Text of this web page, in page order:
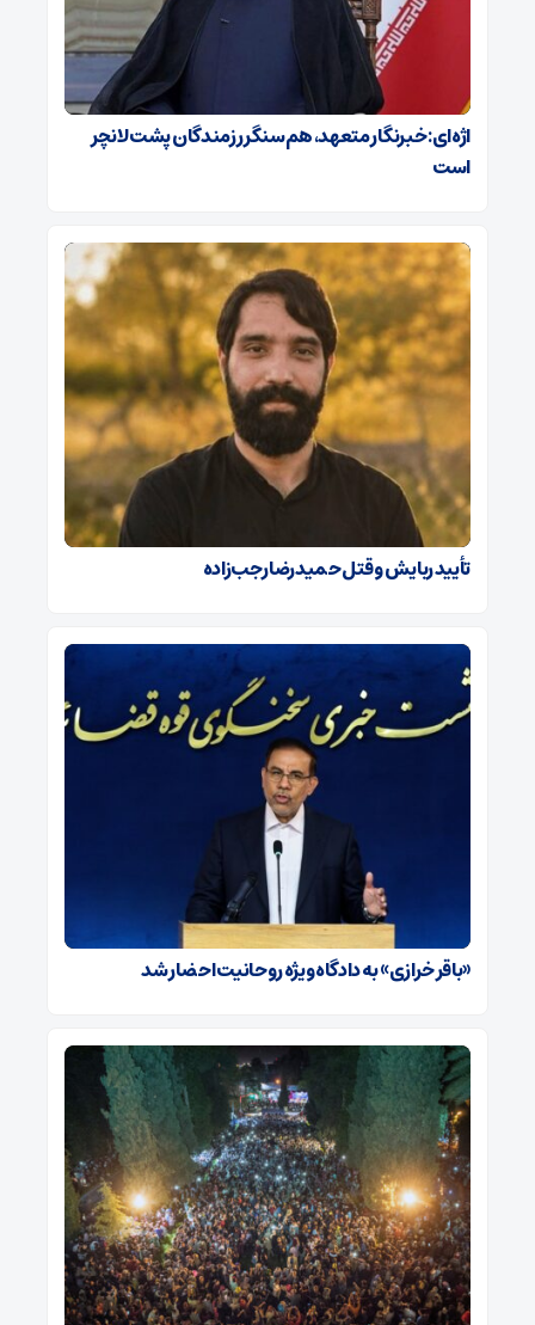
اژه‌ای: خبرنگار متعهد، هم‌سنگر رزمندگان پشت لانچر
است
تأیید ربایش و قتل حمیدرضا رجب‌زاده
«باقر خرازی» به دادگاه ویژه روحانیت احضار شد